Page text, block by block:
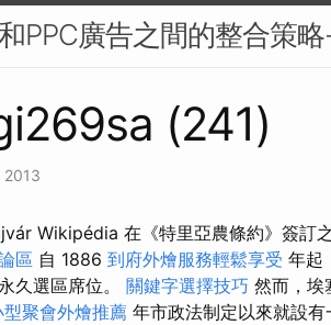
PPC廣告之間的整合策略
(241)
2013
Wikipédia 在《特里亞農條約》簽訂
區 自 1886 到府外燴服務輕鬆享受 年起
久選區席位。 關鍵字選擇技巧 然而，埃
型聚會外燴推薦 年市政法制定以來就設